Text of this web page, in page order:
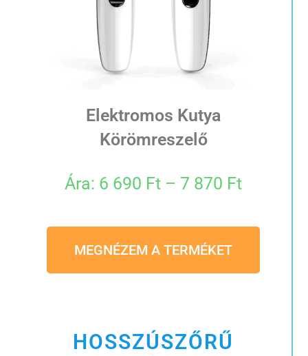
Elektromos Kutya
Körömreszelő
Ára: 6 690 Ft – 7 870 Ft
MEGNÉZEM A TERMÉKET
HOSSZÚSZŐRŰ